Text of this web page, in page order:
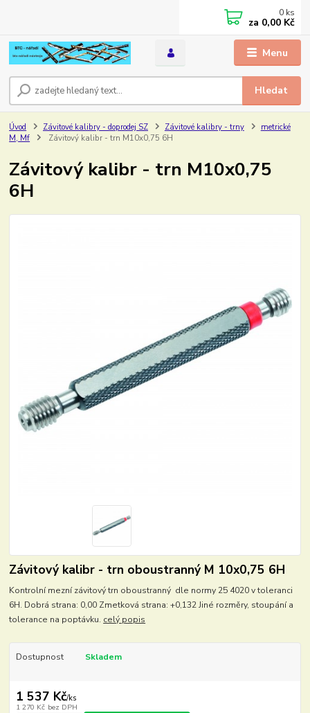
Menu
Hledat
0 ks
za 0,00 Kč
Úvod Závitové kalibry - doprodej SZ Závitové kalibry - trny
metrické
M, Mf
Závitový kalibr - trn M10x0,75 6H
Závitový kalibr - trn M10x0,75
6H
Závitový kalibr - trn oboustranný M 10x0,75 6H
Kontrolní mezní závitový trn oboustranný dle normy 25 4020 v toleranci
6H. Dobrá strana: 0,00 Zmetková strana: +0,132 Jiné rozměry, stoupání a
tolerance na poptávku. celý popis
Dostupnost Skladem
1 537 Kč/ks
1 270 Kč bez DPH